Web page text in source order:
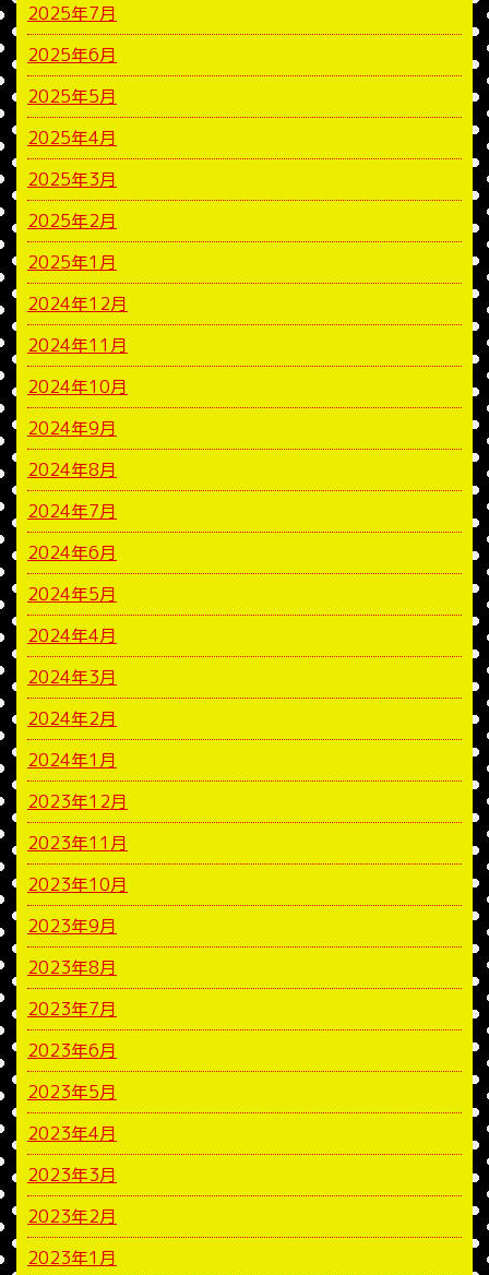
2025年7月
2025年6月
2025年5月
2025年4月
2025年3月
2025年2月
2025年1月
2024年12月
2024年11月
2024年10月
2024年9月
2024年8月
2024年7月
2024年6月
2024年5月
2024年4月
2024年3月
2024年2月
2024年1月
2023年12月
2023年11月
2023年10月
2023年9月
2023年8月
2023年7月
2023年6月
2023年5月
2023年4月
2023年3月
2023年2月
2023年1月